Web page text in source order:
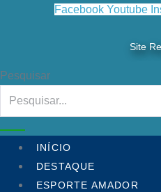
Facebook Youtube
Site
Pesquisar
INÍCIO
DESTAQUE
ESPORTE AMADOR